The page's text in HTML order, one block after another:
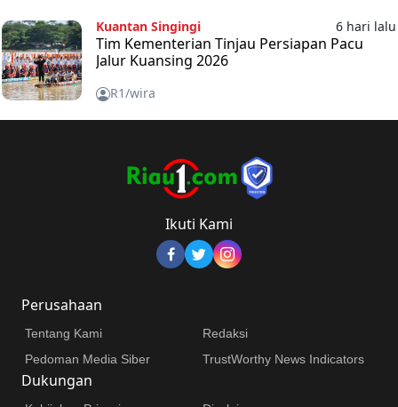
Kuantan Singingi 6 hari lalu
Tim Kementerian Tinjau Persiapan Pacu
Jalur Kuansing 2026
R1/wira
Ikuti Kami
Perusahaan
Tentang Kami
Redaksi
Pedoman Media Siber
TrustWorthy News Indicators
Dukungan